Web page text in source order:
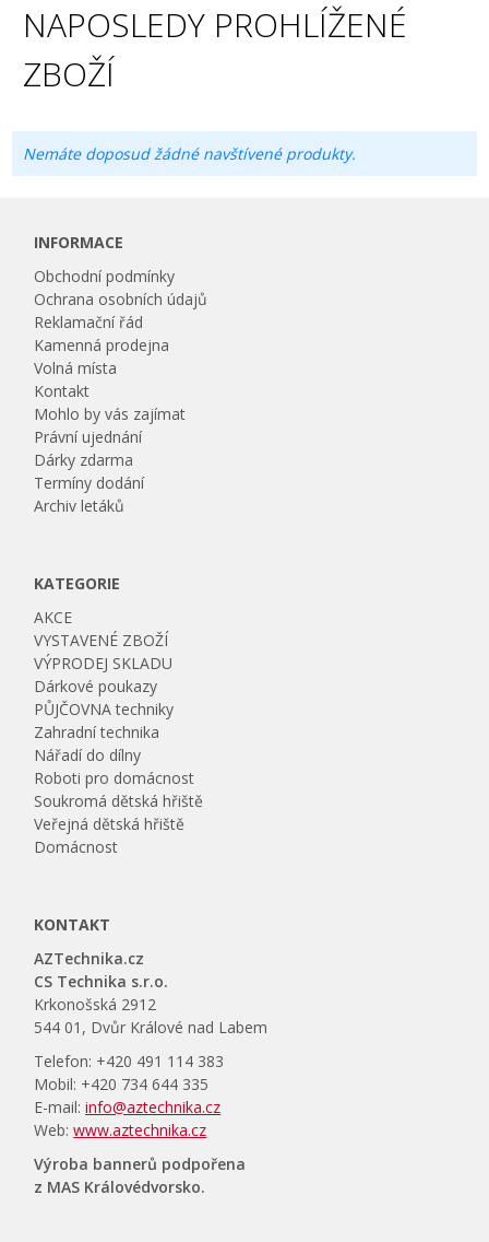
NAPOSLEDY PROHLÍŽENÉ
ZBOŽÍ
Nemáte doposud žádné navštívené produkty.
INFORMACE
Obchodní podmínky
Ochrana osobních údajů
Reklamační řád
Kamenná prodejna
Volná místa
Kontakt
Mohlo by vás zajímat
Právní ujednání
Dárky zdarma
Termíny dodání
Archiv letáků
KATEGORIE
AKCE
VYSTAVENÉ ZBOŽÍ
VÝPRODEJ SKLADU
Dárkové poukazy
PŮJČOVNA techniky
Zahradní technika
Nářadí do dílny
Roboti pro domácnost
Soukromá dětská hřiště
Veřejná dětská hřiště
Domácnost
KONTAKT
AZTechnika.cz
CS Technika s.r.o.
Krkonošská 2912
544 01, Dvůr Králové nad Labem
Telefon: +420 491 114 383
Mobil: +420 734 644 335
E-mail:info@aztechnika.cz
Web:www.aztechnika.cz
Výroba bannerů podpořena
z MAS Královédvorsko.